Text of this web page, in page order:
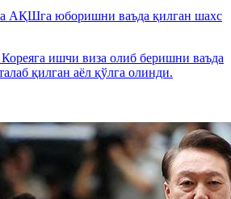
АҚШга юборишни ваъда қилган шахс
ишчи виза олиб беришни ваъда
қилган аёл қўлга олинди.